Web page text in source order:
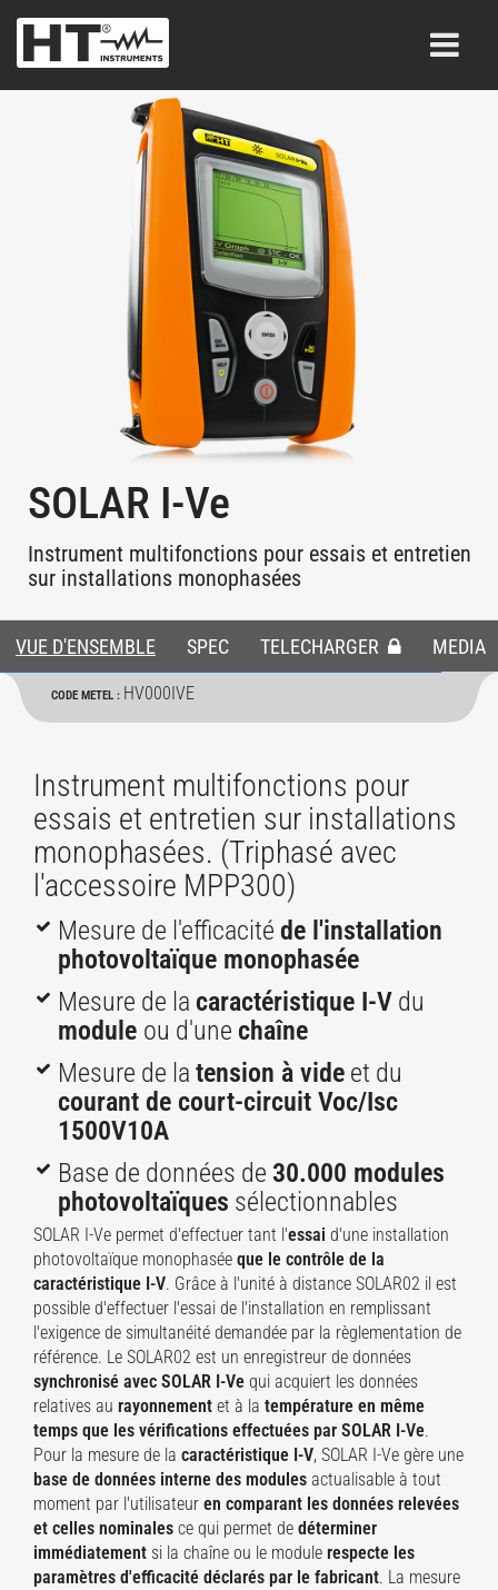
SOLAR I-Ve
Instrument multifonctions pour essais et entretien
sur installations monophasées
VUE D'ENSEMBLE SPEC TELECHARGER MEDIA
CODE METEL : HV000IVE
Instrument multifonctions pour
essais et entretien sur installations
monophasées. (Triphasé avec
l'accessoire MPP300)
Mesure de l'efficacité de l'installation
photovoltaïque monophasée
Mesure de la caractéristique I-V du
module ou d'une chaîne
Mesure de la tension à vide et du
courant de court-circuit Voc/Isc
1500V10A
Base de données de 30.000 modules
photovoltaïques sélectionnables
SOLAR I-Ve permet d'effectuer tant l'essai d'une installation
photovoltaïque monophasée que le contrôle de la
caractéristique I-V. Grâce à l'unité à distance SOLAR02 il est
possible d'effectuer l'essai de l'installation en remplissant
l'exigence de simultanéité demandée par la règlementation de
référence. Le SOLAR02 est un enregistreur de données
synchronisé avec SOLAR I-Ve qui acquiert les données
relatives au rayonnement et à la température en même
temps que les vérifications effectuées par SOLAR I-Ve.
Pour la mesure de la caractéristique I-V, SOLAR I-Ve gère une
base de données interne des modules actualisable à tout
moment par l'utilisateur en comparant les données relevées
et celles nominales ce qui permet de déterminer
immédiatement si la chaîne ou le module respecte les
paramètres d'efficacité déclarés par le fabricant. La mesure